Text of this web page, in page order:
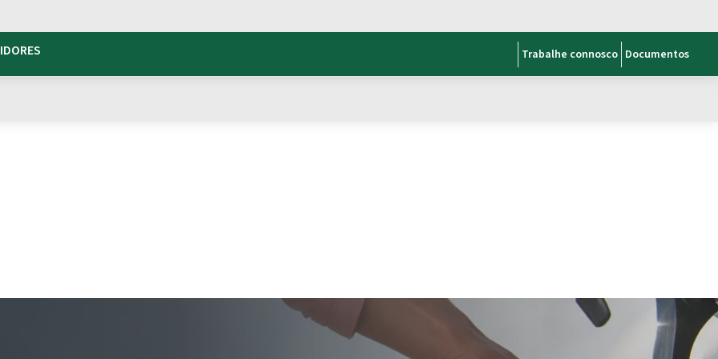
Trabalhe connosco Documentos